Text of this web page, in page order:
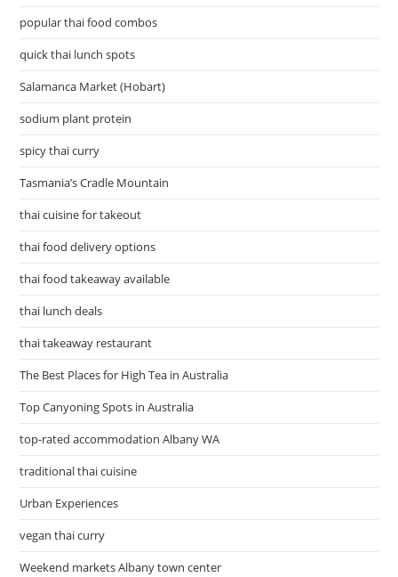
popular thai food combos
quick thai lunch spots
Salamanca Market (Hobart)
sodium plant protein
spicy thai curry
Tasmania’s Cradle Mountain
thai cuisine for takeout
thai food delivery options
thai food takeaway available
thai lunch deals
thai takeaway restaurant
The Best Places for High Tea in Australia
Top Canyoning Spots in Australia
top-rated accommodation Albany WA
traditional thai cuisine
Urban Experiences
vegan thai curry
Weekend markets Albany town center